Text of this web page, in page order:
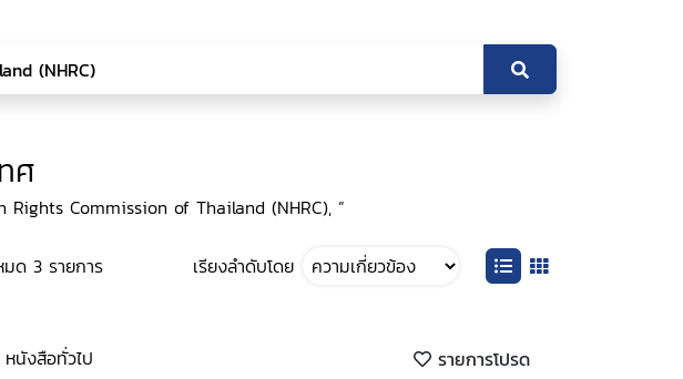
ศ
Commission of Thailand (NHRC), ”
ด 3 รายการ เรียงลำดับโดย
หนังสือทั่วไป รายการโปรด